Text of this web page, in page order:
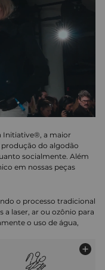
Initiative®, a maior
do algodão
socialmente. Além
em nossas peças
o processo tradicional
laser, ar ou ozônio para
o uso de água,